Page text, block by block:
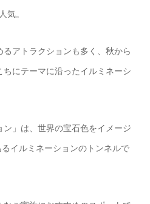
。
アトラクションも多く、秋から
にテーマに沿ったイルミネーシ
」は、世界の宝石色をイメージ
イルミネーションのトンネルで